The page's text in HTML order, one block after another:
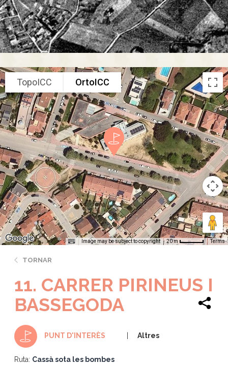
TopoICC OrtoICC
Image may be subject to copyright 20 m Terms
TORNAR
11. CARRER PIRINEUS I
BASSEGODA
PUNT D'INTERÈS Altres
Ruta: Cassà sota les bombes